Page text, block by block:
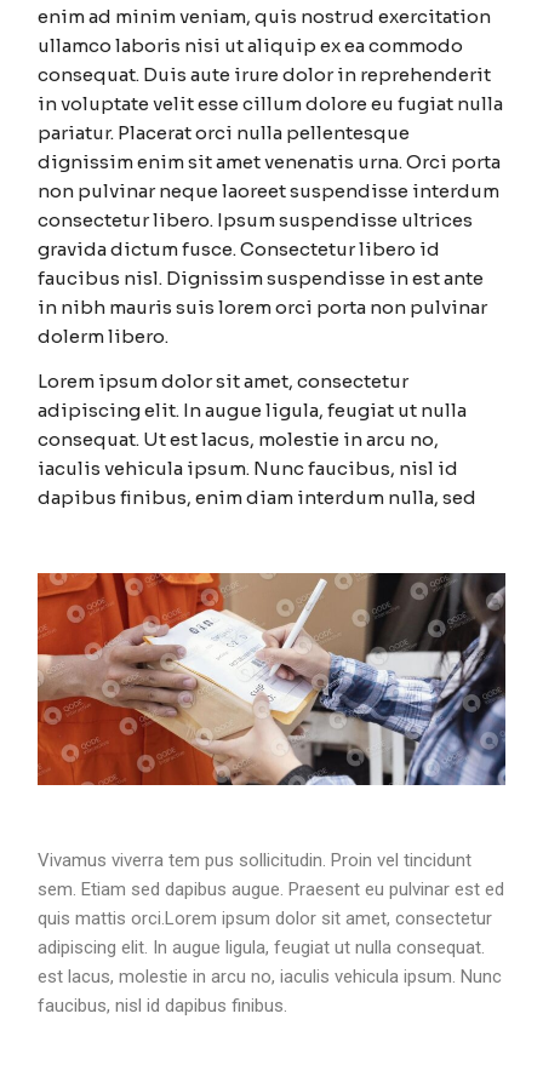
enim ad minim veniam, quis nostrud exercitation
ullamco laboris nisi ut aliquip ex ea commodo
consequat. Duis aute irure dolor in reprehenderit
in voluptate velit esse cillum dolore eu fugiat nulla
pariatur. Placerat orci nulla pellentesque
dignissim enim sit amet venenatis urna. Orci porta
non pulvinar neque laoreet suspendisse interdum
consectetur libero. Ipsum suspendisse ultrices
gravida dictum fusce. Consectetur libero id
faucibus nisl. Dignissim suspendisse in est ante
in nibh mauris suis lorem orci porta non pulvinar
dolerm libero.
Lorem ipsum dolor sit amet, consectetur
adipiscing elit. In augue ligula, feugiat ut nulla
consequat. Ut est lacus, molestie in arcu no,
iaculis vehicula ipsum. Nunc faucibus, nisl id
dapibus finibus, enim diam interdum nulla, sed
Vivamus viverra tem pus sollicitudin. Proin vel tincidunt
sem. Etiam sed dapibus augue. Praesent eu pulvinar est ed
quis mattis orci.Lorem ipsum dolor sit amet, consectetur
adipiscing elit. In augue ligula, feugiat ut nulla consequat.
est lacus, molestie in arcu no, iaculis vehicula ipsum. Nunc
faucibus, nisl id dapibus finibus.